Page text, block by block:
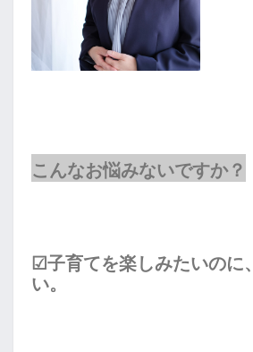
こんなお悩みないですか？
☑子育てを楽しみたいのに
い。